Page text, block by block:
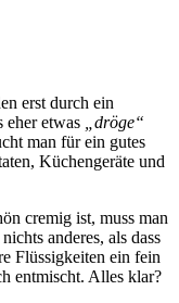
erst durch ein
eher etwas
„dröge“
man für ein gutes
Küchengeräte und
cremig ist, muss man
anderes, als dass
Flüssigkeiten ein fein
entmischt. Alles klar?